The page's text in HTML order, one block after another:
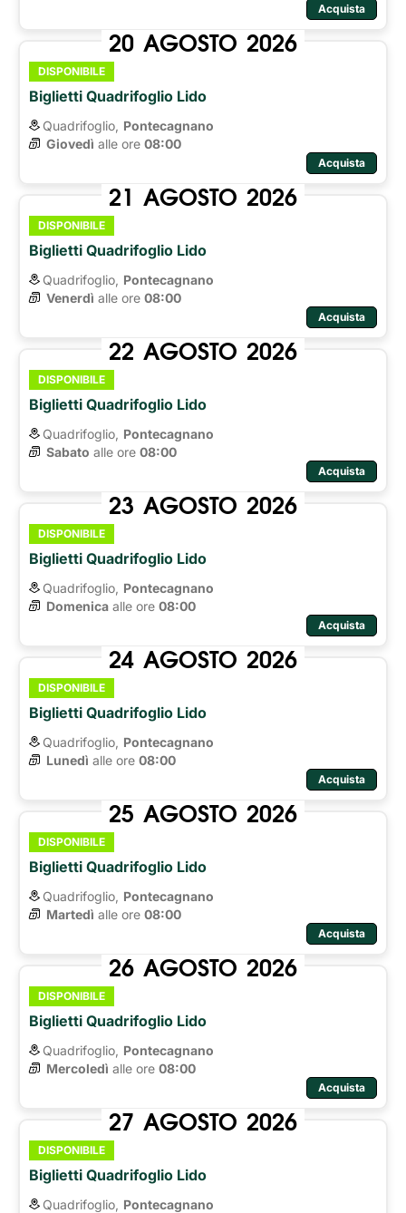
Acquista
20 AGOSTO 2026
DISPONIBILE
Biglietti Quadrifoglio Lido
Quadrifoglio, Pontecagnano
Giovedì alle ore 08:00
Acquista
21 AGOSTO 2026
DISPONIBILE
Biglietti Quadrifoglio Lido
Quadrifoglio, Pontecagnano
Venerdì alle ore 08:00
Acquista
22 AGOSTO 2026
DISPONIBILE
Biglietti Quadrifoglio Lido
Quadrifoglio, Pontecagnano
Sabato alle ore 08:00
Acquista
23 AGOSTO 2026
DISPONIBILE
Biglietti Quadrifoglio Lido
Quadrifoglio, Pontecagnano
Domenica alle ore 08:00
Acquista
24 AGOSTO 2026
DISPONIBILE
Biglietti Quadrifoglio Lido
Quadrifoglio, Pontecagnano
Lunedì alle ore 08:00
Acquista
25 AGOSTO 2026
DISPONIBILE
Biglietti Quadrifoglio Lido
Quadrifoglio, Pontecagnano
Martedì alle ore 08:00
Acquista
26 AGOSTO 2026
DISPONIBILE
Biglietti Quadrifoglio Lido
Quadrifoglio, Pontecagnano
Mercoledì alle ore 08:00
Acquista
27 AGOSTO 2026
DISPONIBILE
Biglietti Quadrifoglio Lido
Quadrifoglio, Pontecagnano